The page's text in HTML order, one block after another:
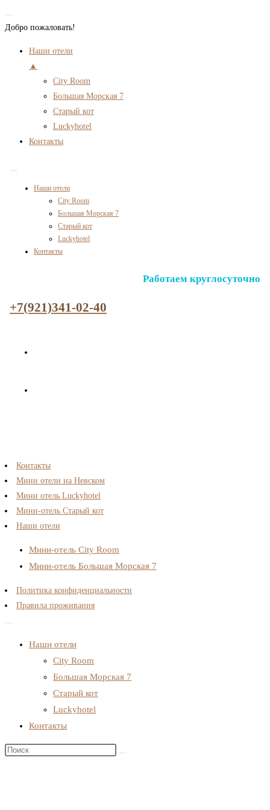
Добро пожаловать!
Наши отели
▲
City Room
Большая Морская 7
Старый кот
Luckyhotel
Контакты
содержимому
Наши отели
City Room
Большая Морская 7
Старый кот
Luckyhotel
Контакты
Работаем круглосуточно
+7(921)341-02-40
Контакты
Мини отели на Невском
Мини отель Luckyhotel
Мини-отель Старый кот
Наши отели
Мини-отель City Room
Мини-отель Большая Морская 7
Политика конфиденциальности
Правила проживания
Наши отели
City Room
Большая Морская 7
Старый кот
Luckyhotel
Контакты